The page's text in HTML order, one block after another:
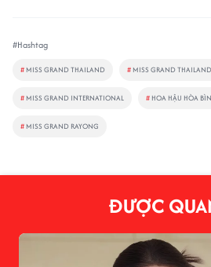
#Hashtag
# MISS GRAND THAILAND # MISS GRAND
# MISS GRAND INTERNATIONAL # HOA HẬU HÒA
# MISS GRAND RAYONG
ĐƯỢC